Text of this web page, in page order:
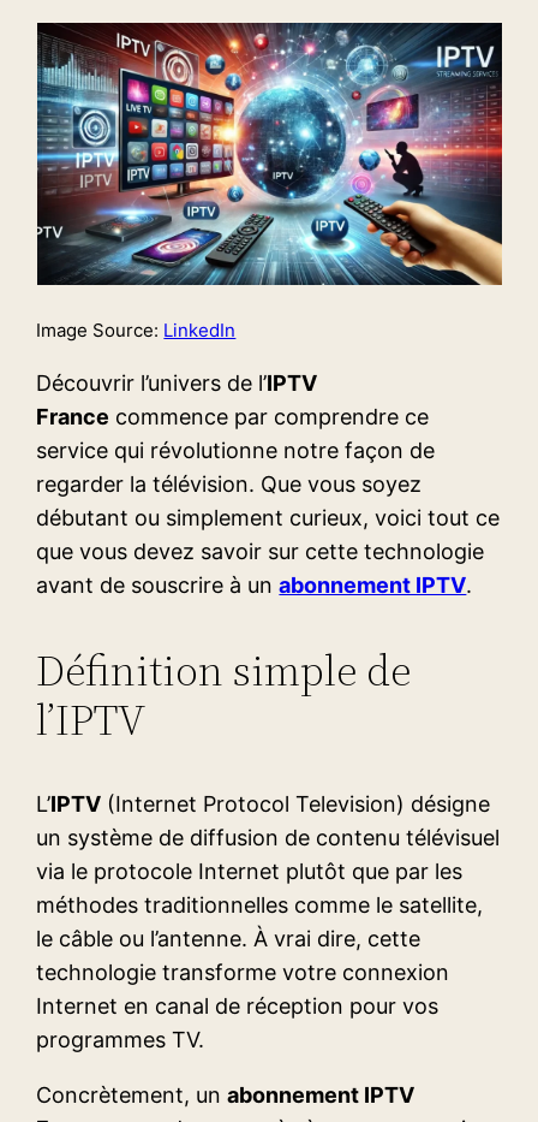
Image Source: LinkedIn
Découvrir l’univers de l’IPTV
France commence par comprendre ce
service qui révolutionne notre façon de
regarder la télévision. Que vous soyez
débutant ou simplement curieux, voici tout ce
que vous devez savoir sur cette technologie
avant de souscrire à unabonnement IPTV.
Définition simple de
l’IPTV
L’IPTV (Internet Protocol Television) désigne
un système de diffusion de contenu télévisuel
via le protocole Internet plutôt que par les
méthodes traditionnelles comme le satellite,
le câble ou l’antenne. À vrai dire, cette
technologie transforme votre connexion
Internet en canal de réception pour vos
programmes TV.
Concrètement, unabonnement IPTV